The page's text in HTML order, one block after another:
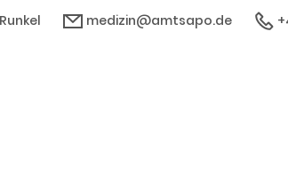
medizin@amtsapo.de